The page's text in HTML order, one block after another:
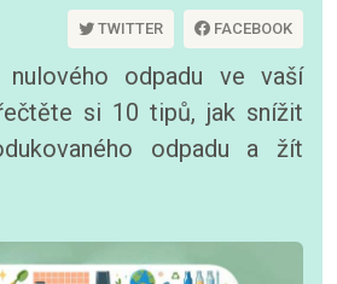
TWITTER FACEBOOK
nulového odpadu ve vaší
si 10 tipů, jak snížit
odpadu a žít